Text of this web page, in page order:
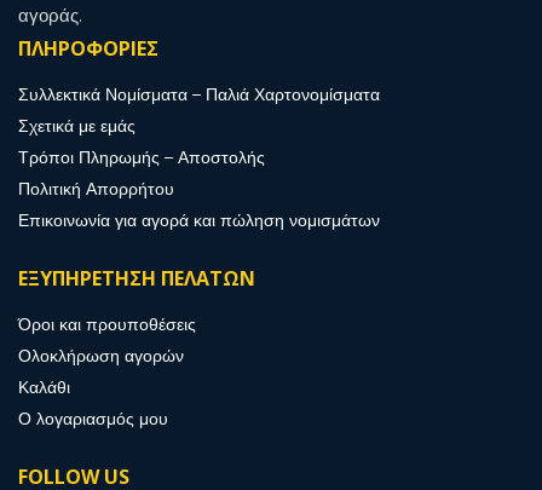
αγοράς.
ΠΛΗΡΟΦΟΡΙΕΣ
Συλλεκτικά Νομίσματα – Παλιά Χαρτονομίσματα
Σχετικά με εμάς
Τρόποι Πληρωμής – Αποστολής
Πολιτική Απορρήτου
Επικοινωνία για αγορά και πώληση νομισμάτων
ΕΞΥΠΗΡΕΤΗΣΗ ΠΕΛΑΤΩΝ
Όροι και προυποθέσεις
Ολοκλήρωση αγορών
Καλάθι
Ο λογαριασμός μου
FOLLOW US